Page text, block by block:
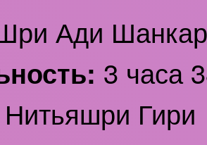
Ади
3 часа
Нитьяшри Гири